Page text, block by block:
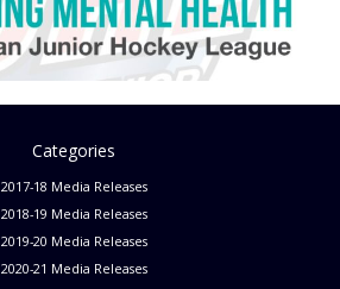
Categories
2017-18 Media Releases
2018-19 Media Releases
2019-20 Media Releases
2020-21 Media Releases